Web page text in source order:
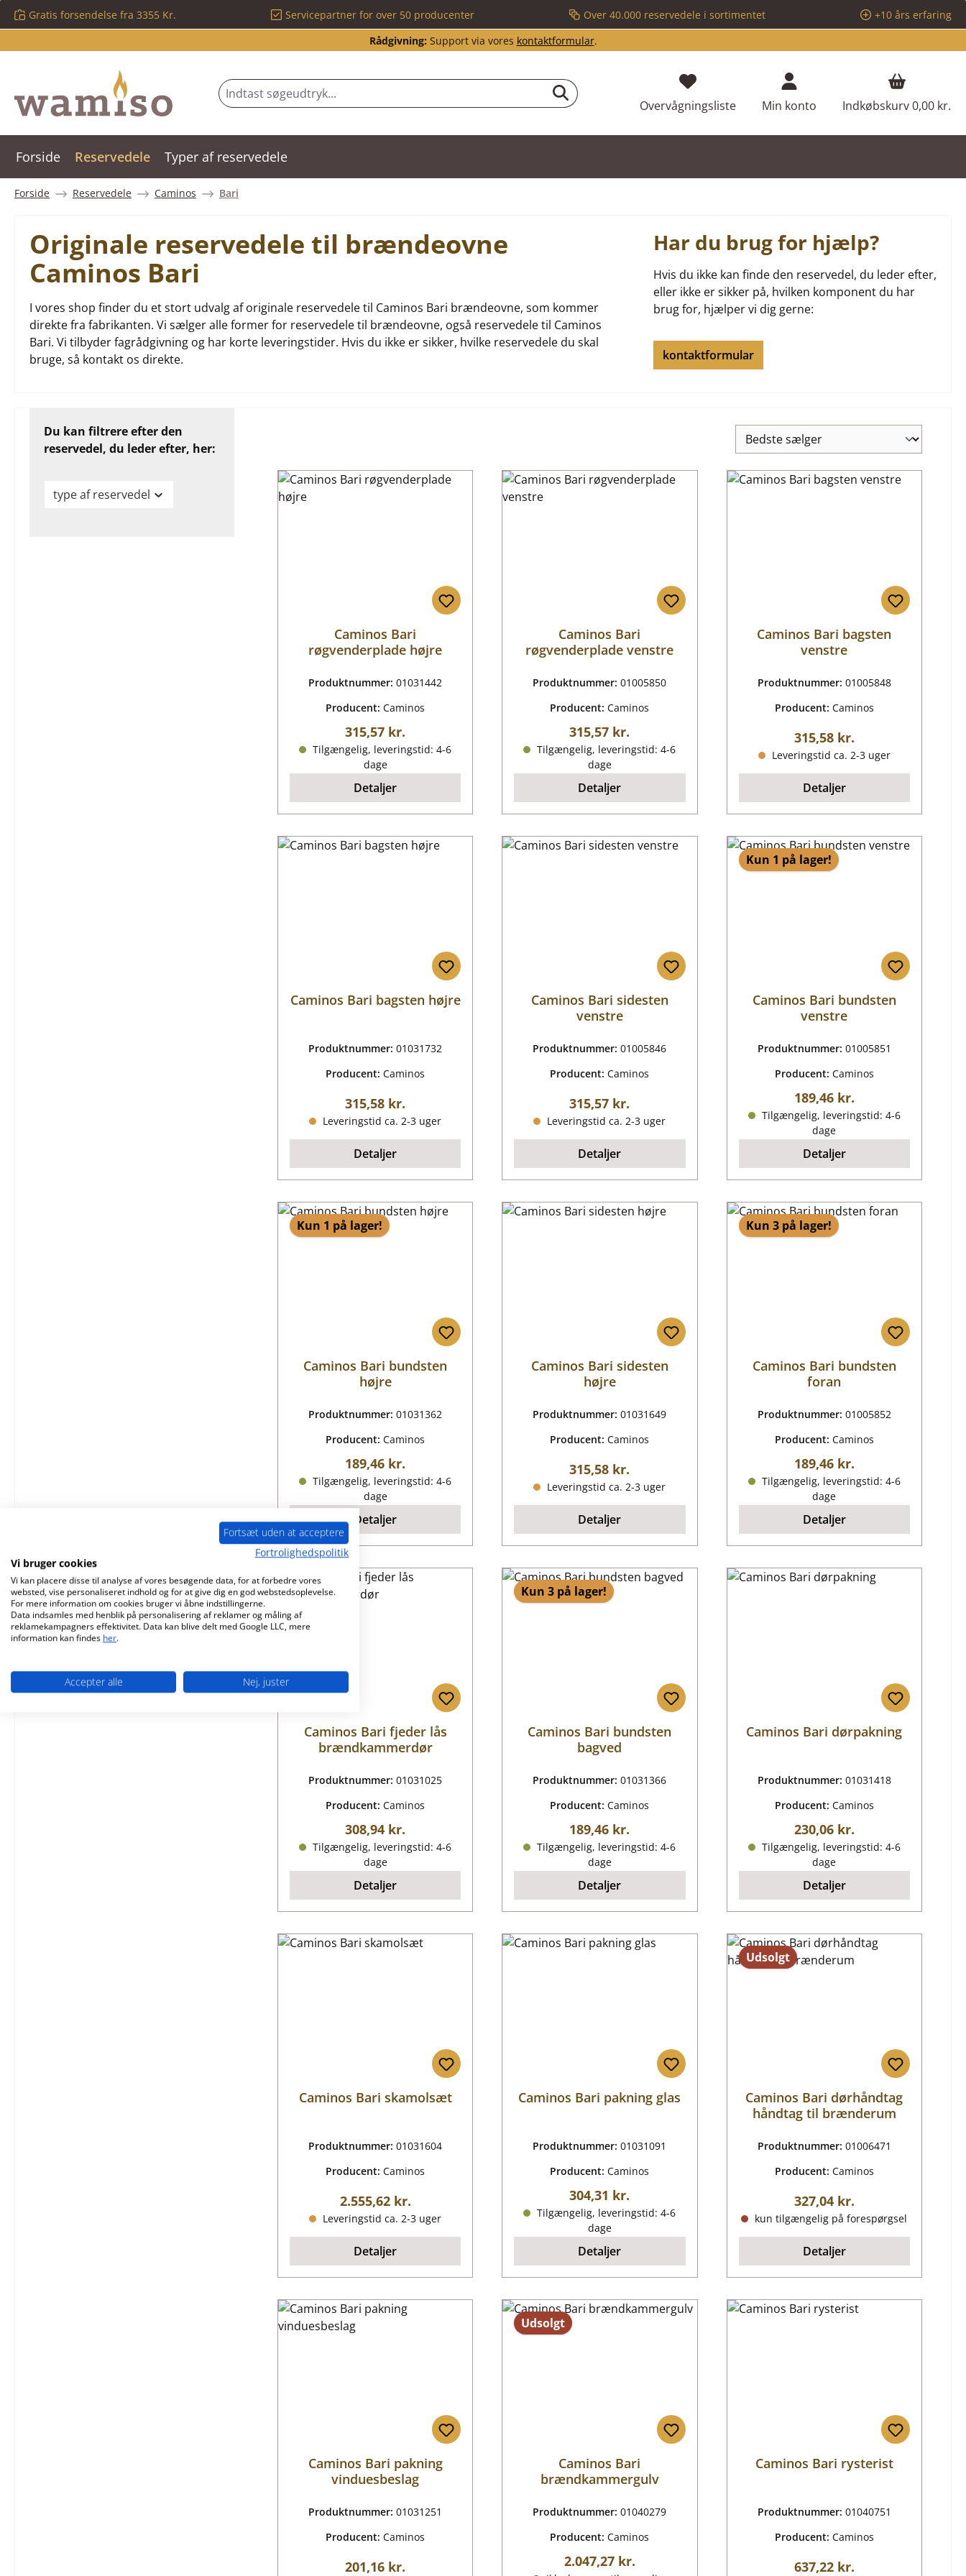
til hovedindhold
Spring til søgning
Gå til hovednavigation
Gratis forsendelse fra 3355 Kr. Servicepartner for over 50 producenter Over 40.000 reservedele i sortimentet
+10 års erfaring
Rådgivning: Support via vores kontaktformular.
OvervågningslisteDu har 0 ønskeliste varer
Min konto Indkøbskurv0,00 kr.
Forside Reservedele Typer af reservedele
Forside Reservedele Caminos Bari
Originale reservedele til brændeovne
Caminos Bari
I vores shop finder du et stort udvalg af originale reservedele til Caminos Bari brændeovne, som kommer
direkte fra fabrikanten. Vi sælger alle former for reservedele til brændeovne, også reservedele til Caminos
Bari. Vi tilbyder fagrådgivning og har korte leveringstider. Hvis du ikke er sikker, hvilke reservedele du skal
bruge, så kontakt os direkte.
Har du brug for hjælp?
Hvis du ikke kan finde den reservedel, du leder efter,
eller ikke er sikker på, hvilken komponent du har
brug for, hjælper vi dig gerne:
kontaktformular
Du kan filtrere efter den
reservedel, du leder efter, her:
type af reservedel
Caminos Bari
røgvenderplade højre
Produktnummer:01031442
Producent:Caminos
Almindelig pris:
315,57 kr.
Tilgængelig, leveringstid: 4-6
dage
Detaljer
Caminos Bari
røgvenderplade venstre
Produktnummer:01005850
Producent:Caminos
Almindelig pris:
315,57 kr.
Tilgængelig, leveringstid: 4-6
dage
Detaljer
Caminos Bari bagsten
venstre
Produktnummer: 01005848
Producent: Caminos
Almindelig pris:
315,58 kr.
Leveringstid ca. 2-3 uger
Detaljer
Caminos Bari bagsten højre
Produktnummer:01031732
Producent:Caminos
Almindelig pris:
315,58 kr.
Leveringstid ca. 2-3 uger
Detaljer
Caminos Bari sidesten
venstre
Produktnummer:01005846
Producent:Caminos
Almindelig pris:
315,57 kr.
Leveringstid ca. 2-3 uger
Detaljer
Kun 1 på lager!
Caminos Bari bundsten
venstre
Produktnummer: 01005851
Producent: Caminos
Almindelig pris:
189,46 kr.
Tilgængelig, leveringstid: 4-6
dage
Detaljer
Kun 1 på lager!
Caminos Bari bundsten
højre
Produktnummer:01031362
Producent:Caminos
Almindelig pris:
189,46 kr.
Tilgængelig, leveringstid: 4-6
dage
Detaljer
Caminos Bari sidesten
højre
Produktnummer:01031649
Producent:Caminos
Almindelig pris:
315,58 kr.
Leveringstid ca. 2-3 uger
Detaljer
Kun 3 på lager!
Caminos Bari bundsten
foran
Produktnummer: 01005852
Producent: Caminos
Almindelig pris:
189,46 kr.
Tilgængelig, leveringstid: 4-6
dage
Detaljer
Caminos Bari fjeder lås
brændkammerdør
Produktnummer:01031025
Producent:Caminos
Almindelig pris:
308,94 kr.
Tilgængelig, leveringstid: 4-6
dage
Detaljer
Kun 3 på lager!
Caminos Bari bundsten
bagved
Produktnummer:01031366
Producent:Caminos
Almindelig pris:
189,46 kr.
Tilgængelig, leveringstid: 4-6
dage
Detaljer
Caminos Bari dørpakning
Produktnummer: 01031418
Producent: Caminos
Almindelig pris:
230,06 kr.
Tilgængelig, leveringstid: 4-6
dage
Detaljer
Caminos Bari skamolsæt
Produktnummer:01031604
Producent:Caminos
Almindelig pris:
2.555,62 kr.
Leveringstid ca. 2-3 uger
Detaljer
Caminos Bari pakning glas
Produktnummer:01031091
Producent:Caminos
Almindelig pris:
304,31 kr.
Tilgængelig, leveringstid: 4-6
dage
Detaljer
Udsolgt
Caminos Bari dørhåndtag
håndtag til brænderum
Produktnummer: 01006471
Producent: Caminos
Almindelig pris:
327,04 kr.
kun tilgængelig på forespørgsel
Detaljer
Caminos Bari pakning
vinduesbeslag
Produktnummer:01031251
Producent:Caminos
Almindelig pris:
201,16 kr.
Udsolgt
Caminos Bari
brændkammergulv
Produktnummer:01040279
Producent:Caminos
Almindelig pris:
2.047,27 kr.
Caminos Bari rysterist
Produktnummer: 01040751
Producent: Caminos
Almindelig pris:
637,22 kr.
Fortsæt uden at acceptere
Fortrolighedspolitik
Vi bruger cookies
Vi kan placere disse til analyse af vores besøgende data, for at forbedre vores
websted, vise personaliseret indhold og for at give dig en god webstedsoplevelse.
For mere information om cookies bruger vi åbne indstillingerne.
Data indsamles med henblik på personalisering af reklamer og måling af
reklamekampagners effektivitet. Data kan blive delt med Google LLC, mere
information kan findes her.
Accepter alle Nej, juster